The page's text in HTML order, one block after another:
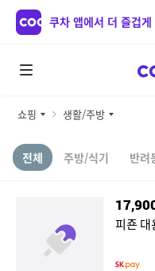
쿠차 앱에서 더 즐겁게
쇼핑 생활/주방
전체 주방/식기 반려
피죤 대